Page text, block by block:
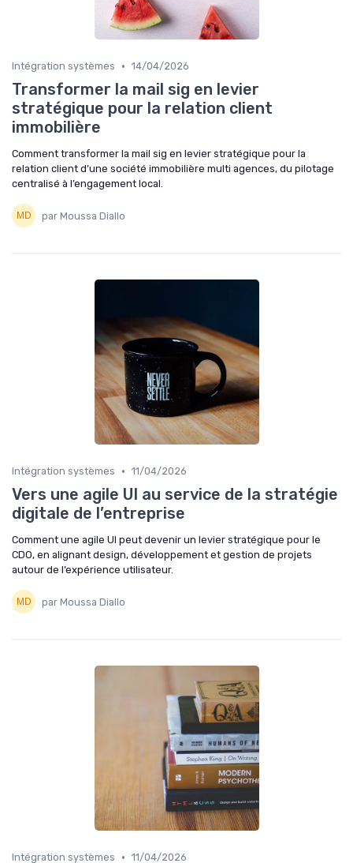
Intégration systèmes • 14/04/2026
Transformer la mail sig en levier
stratégique pour la relation client
immobilière
Comment transformer la mail sig en levier stratégique pour la
relation client d’une société immobilière multi agences, du pilotage
centralisé à l’engagement local.
par Moussa Diallo
Intégration systèmes • 11/04/2026
Vers une agile UI au service de la stratégie
digitale de l’entreprise
Comment une agile UI peut devenir un levier stratégique pour le
CDO, en alignant design, développement et gestion de projets
autour de l’expérience utilisateur.
par Moussa Diallo
Intégration systèmes • 11/04/2026